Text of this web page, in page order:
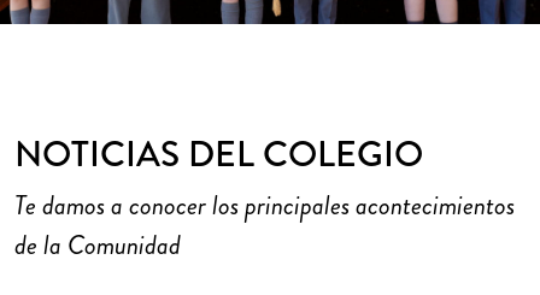
NOTICIAS DEL COLEGIO
Te damos a conocer los principales acontecimientos
de la Comunidad